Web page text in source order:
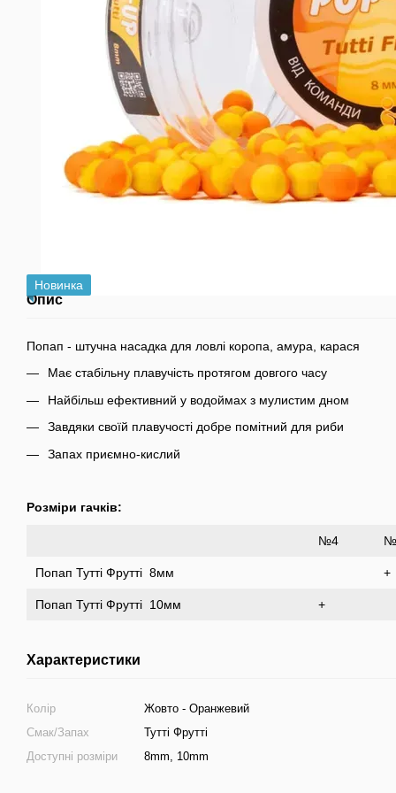
Новинка
Опис
Попап - штучна насадка для ловлі коропа, амура, карася
Має стабільну плавучість протягом довгого часу
Найбільш ефективний у водоймах з мулистим дном
Завдяки своїй плавучості добре помітний для риби
Запах приємно-кислий
Розміри гачків:
№4
Попап Тутті Фрутті 8мм +
Попап Тутті Фрутті 10мм +
Характеристики
Колір
Жовто - Оранжевий
Смак/Запах
Тутті Фрутті
Доступні розміри
8mm, 10mm